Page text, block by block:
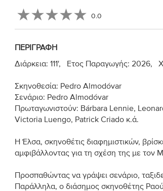
0.0
ΠΕΡΙΓΡΑΦΉ
Διάρκεια: 111', Ετος Παραγωγής: 2026,
Σκηνοθεσία: Pedro Almodóvar
Σενάριο: Pedro Almodóvar
Πρωταγωνιστούν: Bárbara Lennie,
Victoria Luengo, Patrick Criado κ.ά.
Η Έλσα, σκηνοθέτις διαφημιστικών,
αμφιβάλλοντας για τη σχέση της με τον
Προσπαθώντας να γράψει σενάριο,
Παράλληλα, ο διάσημος σκηνοθέτης